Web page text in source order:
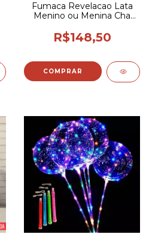
Fumaca Revelacao Lata
Menino ou Menina Cha
R$148,50
COMPRAR